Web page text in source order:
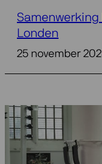
Samenwerking
Londen
25 november